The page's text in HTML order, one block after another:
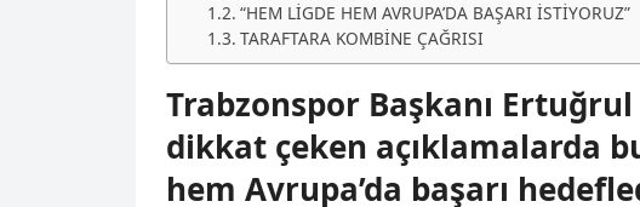
“HEM LİGDE HEM AVRUPA’DA BAŞARI İSTİYORUZ”
TARAFTARA KOMBİNE ÇAĞRISI
Trabzonspor Başkanı
dikkat çeken açıklamalarda
hem Avrupa’da başarı